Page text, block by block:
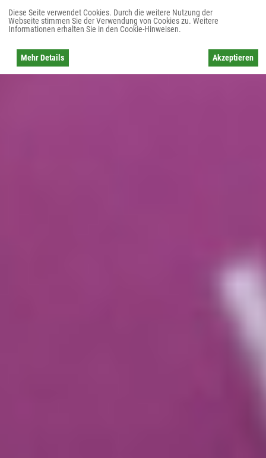
Diese Seite verwendet Cookies. Durch die weitere Nutzung der
Webseite stimmen Sie der Verwendung von Cookies zu. Weitere
Informationen erhalten Sie in den Cookie-Hinweisen.
Mehr Details Akzeptieren